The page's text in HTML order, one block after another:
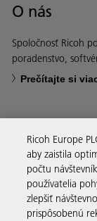
O nás
Spoločnosť Ricoh
poradenstvo,
Prečítajte si
Obchodné
Produkty a
Ricoh Europe
aby zaistila
počtu
používatelia
zlepšiť
prispôsobenú